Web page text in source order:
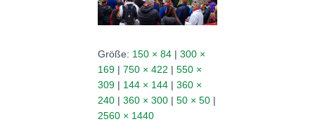
Größe: 150 × 84 | 300 ×
169 | 750 × 422 | 550 ×
309 | 144 × 144 | 360 ×
240 | 360 × 300 | 50 × 50 |
2560 × 1440